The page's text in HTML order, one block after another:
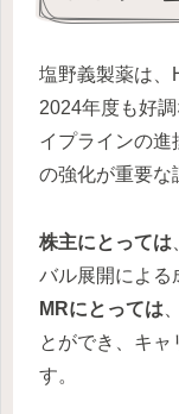
塩野義製薬は、
2024年度も好
イプラインの進
の強化が重要な
株主にとっては
バル展開による
MRにとっては
とができ、キャ
す。